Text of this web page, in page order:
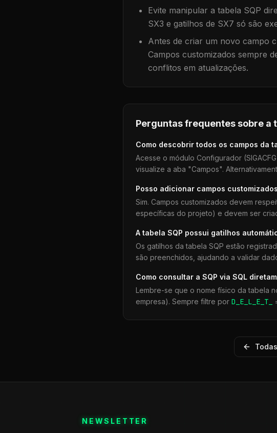
Evite manipular a tabela SQP
SX3 e gatilhos de SX7 só são
Antes de criar um novo campo
Campos customizados sempre
conflitos em atualizações.
Perguntas frequentes sobre a
Como descobrir todos os campos da
Acesse o módulo Configurador
visualize a aba "Campos".
Posso adicionar campos
Sim. Campos customizados devem
específicas do projeto) e devem ser
A tabela SQP possui gatilhos
Os gatilhos da tabela SQP estão
são preenchidos, ajudando a validar
Como consultar a SQP via SQL
Lembre-se que o nome físico da tabela
empresa). Sempre filtre por D_E_L_E_T_
NEWSLETTER